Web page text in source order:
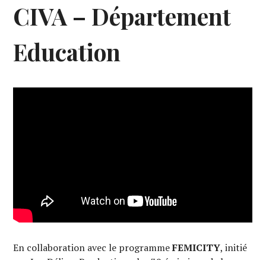
CIVA – Département
Education
En collaboration avec le programmeFEMICITY, initié